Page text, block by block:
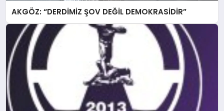
AKGÖZ: “DERDİMİZ ŞOV DEĞİL DEMOKRASİDİR”